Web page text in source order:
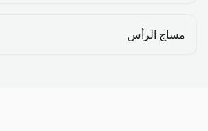
مساج الرأس